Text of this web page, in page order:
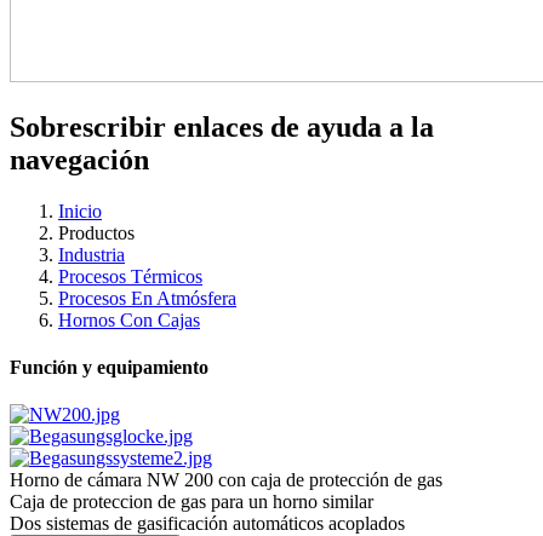
Sobrescribir enlaces de ayuda a la
navegación
Inicio
Productos
Industria
Procesos Térmicos
Procesos En Atmósfera
Hornos Con Cajas
Función y equipamiento
Horno de cámara NW 200 con caja de protección de gas
Caja de proteccion de gas para un horno similar
Dos sistemas de gasificación automáticos acoplados